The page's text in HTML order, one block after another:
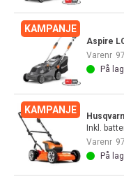
Aspire
Varenr
På
Inkl.
Varenr
På